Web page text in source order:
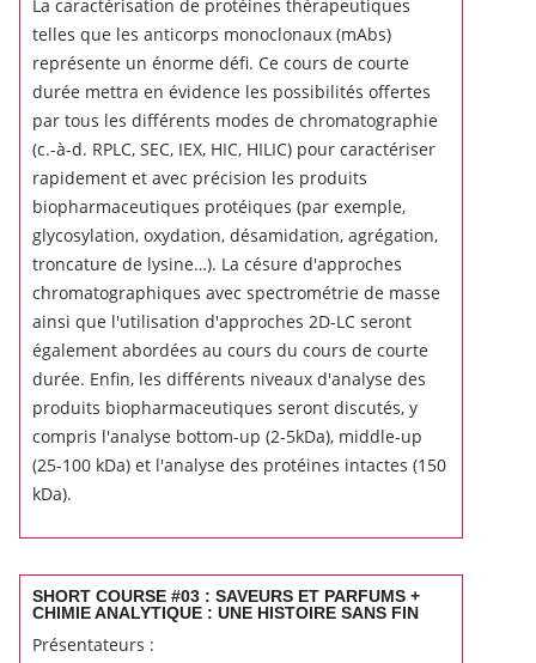
La caractérisation de protéines thérapeutiques
telles que les anticorps monoclonaux (mAbs)
représente un énorme défi. Ce cours de courte
durée mettra en évidence les possibilités offertes
par tous les différents modes de chromatographie
(c.-à-d. RPLC, SEC, IEX, HIC, HILIC) pour caractériser
rapidement et avec précision les produits
biopharmaceutiques protéiques (par exemple,
glycosylation, oxydation, désamidation, agrégation,
troncature de lysine…). La césure d'approches
chromatographiques avec spectrométrie de masse
ainsi que l'utilisation d'approches 2D-LC seront
également abordées au cours du cours de courte
durée. Enfin, les différents niveaux d'analyse des
produits biopharmaceutiques seront discutés, y
compris l'analyse bottom-up (2-5kDa), middle-up
(25-100 kDa) et l'analyse des protéines intactes (150
kDa).
SHORT COURSE #03 : SAVEURS ET PARFUMS +
CHIMIE ANALYTIQUE : UNE HISTOIRE SANS FIN
Présentateurs :